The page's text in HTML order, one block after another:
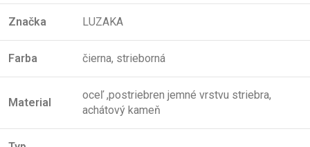
Značka LUZAKA
Farba čierna, strieborná
Material
oceľ ,postriebren jemné vrstvu striebra,
achátový kameň